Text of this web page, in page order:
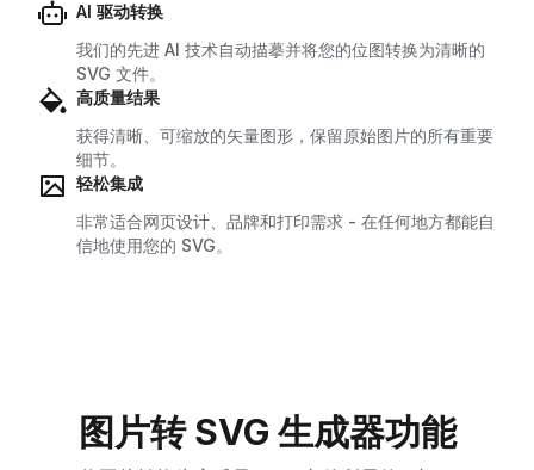
AI 驱动转换
我们的先进 AI 技术自动描摹并将您的位图转换为清晰的
SVG 文件。
高质量结果
获得清晰、可缩放的矢量图形，保留原始图片的所有重要
细节。
轻松集成
非常适合网页设计、品牌和打印需求 - 在任何地方都能自
信地使用您的 SVG。
图片转 SVG 生成器功能